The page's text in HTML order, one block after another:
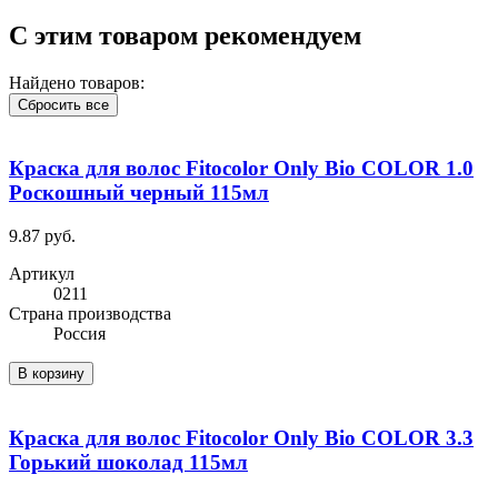
С этим товаром рекомендуем
Найдено товаров:
Сбросить все
Краска для волос Fitocolor Only Bio COLOR 1.0
Роскошный черный 115мл
9.87 руб.
Артикул
0211
Cтрана производства
Россия
В корзину
Краска для волос Fitocolor Only Bio COLOR 3.3
Горький шоколад 115мл